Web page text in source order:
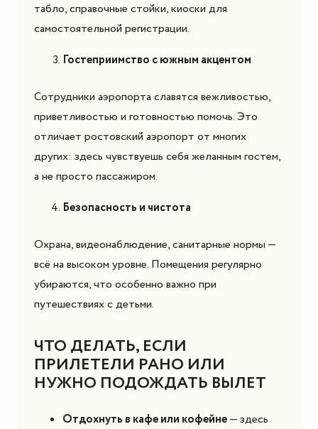
табло, справочные стойки, киоски для
самостоятельной регистрации.
Гостеприимство с южным акцентом
Сотрудники аэропорта славятся вежливостью,
приветливостью и готовностью помочь. Это
отличает ростовский аэропорт от многих
других: здесь чувствуешь себя желанным гостем,
а не просто пассажиром.
Безопасность и чистота
Охрана, видеонаблюдение, санитарные нормы —
всё на высоком уровне. Помещения регулярно
убираются, что особенно важно при
путешествиях с детьми.
ЧТО ДЕЛАТЬ, ЕСЛИ
ПРИЛЕТЕЛИ РАНО ИЛИ
НУЖНО ПОДОЖДАТЬ ВЫЛЕТ
Отдохнуть в кафе или кофейне— здесь